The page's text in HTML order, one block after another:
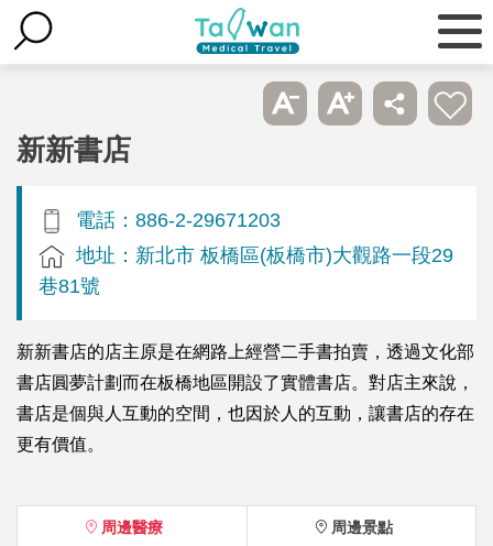
新新書店
電話：886-2-29671203
地址：新北市 板橋區(板橋市)大觀路一段29
巷81號
新新書店的店主原是在網路上經營二手書拍賣，透過文化部
書店圓夢計劃而在板橋地區開設了實體書店。對店主來說，
書店是個與人互動的空間，也因於人的互動，讓書店的存在
更有價值。
周邊醫療 周邊景點